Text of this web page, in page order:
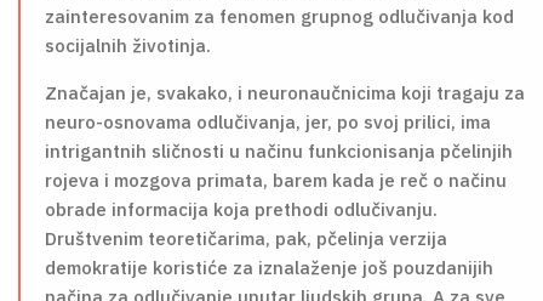
zainteresovanim za fenomen grupnog odlučivanja kod
socijalnih životinja.
Značajan je, svakako, i neuronaučnicima koji tragaju za
neuro-osnovama odlučivanja, jer, po svoj prilici, ima
intrigantnih sličnosti u načinu funkcionisanja pčelinjih
rojeva i mozgova primata, barem kada je reč o načinu
obrade informacija koja prethodi odlučivanju.
Društvenim teoretičarima, pak, pčelinja verzija
demokratije koristiće za iznalaženje još pouzdanijih